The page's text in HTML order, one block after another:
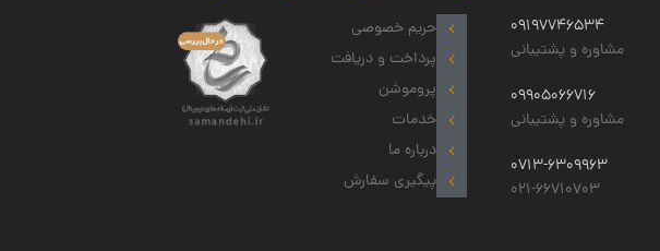
09197746534
مشاوره و پشتیبانی
09905066716
مشاوره و پشتیبانی
0713-6309963
021-66710703
حریم خصوصی
پرداخت و دریافت
پروموشن
خدمات
درباره ما
پیگیری سفارش